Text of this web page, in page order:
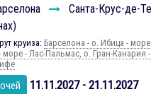
Санта-Крус-де-
круиза: Барселона - о. Ибица -
море - Лас-Пальмас, о. Гран-Канария
11.11.2027 - 21.11.2027